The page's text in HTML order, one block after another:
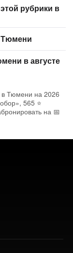
рубрики в
Тюмени
в августе
в Тюмени на 2026
565 ⭐
на 📅